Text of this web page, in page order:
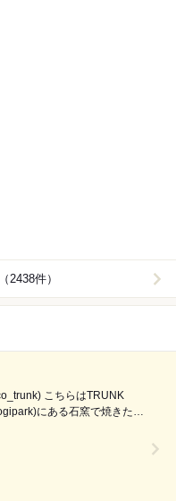
2438件）
にある石窯で焼きたて
る事もでき、...